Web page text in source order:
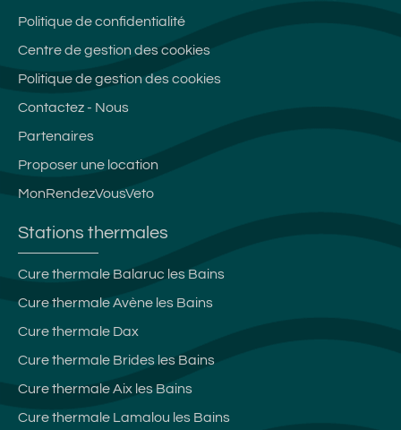
Politique de confidentialité
Centre de gestion des cookies
Politique de gestion des cookies
Contactez - Nous
Partenaires
Proposer une location
MonRendezVousVeto
Stations thermales
Cure thermale Balaruc les Bains
Cure thermale Avène les Bains
Cure thermale Dax
Cure thermale Brides les Bains
Cure thermale Aix les Bains
Cure thermale Lamalou les Bains